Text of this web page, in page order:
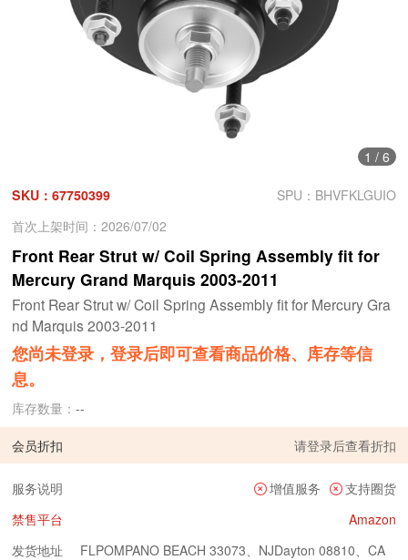
1 / 6
SKU：67750399
SPU：BHVFKLGUIO
首次上架时间：2026/07/02
Front Rear Strut w/ Coil Spring Assembly fit for
Mercury Grand Marquis 2003-2011
Front Rear Strut w/ Coil Spring Assembly fit for Mercury Gra
nd Marquis 2003-2011
您尚未登录，登录后即可查看商品价格、库存等信
息。
库存数量：--
会员折扣 请登录后查看折扣
服务说明 增值服务
支持圈货
禁售平台
Amazon
发货地址
FLPOMPANO BEACH 33073、NJDayton 08810、CA